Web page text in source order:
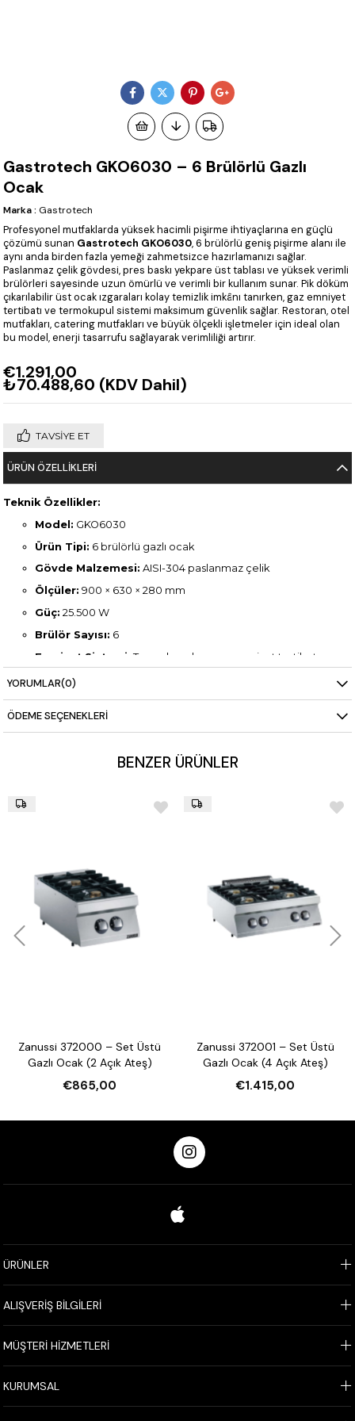
Gastrotech GKO6030 – 6 Brülörlü Gazlı
Ocak
Marka : Gastrotech
Profesyonel mutfaklarda yüksek hacimli pişirme ihtiyaçlarına en güçlü
çözümü sunan Gastrotech GKO6030, 6 brülörlü geniş pişirme alanı ile
aynı anda birden fazla yemeği zahmetsizce hazırlamanızı sağlar.
Paslanmaz çelik gövdesi, pres baskı yekpare üst tablası ve yüksek verimli
brülörleri sayesinde uzun ömürlü ve verimli bir kullanım sunar. Pik döküm
çıkarılabilir üst ocak ızgaraları kolay temizlik imkânı tanırken, gaz emniyet
tertibatı ve termokupul sistemi maksimum güvenlik sağlar. Restoran, otel
mutfakları, catering mutfakları ve büyük ölçekli işletmeler için ideal olan
bu model, enerji tasarrufu sağlayarak verimliliği artırır.
€1.291,00
₺70.488,60 (KDV Dahil)
TAVSIYE ET
ÜRÜN ÖZELLIKLERI
Teknik Özellikler:
Model: GKO6030
Ürün Tipi: 6 brülörlü gazlı ocak
Gövde Malzemesi: AISI-304 paslanmaz çelik
Ölçüler: 900 × 630 × 280 mm
Güç: 25.500 W
Brülör Sayısı: 6
Emniyet Sistemi: Termokupul ve gaz emniyet tertibatı
Kullanım:
Izgara:Pik döküm çıkarılabilir üst ocak ızgarası
Bakım:Kolay temizlenebilir yuvarlak köşeli yüzey
YORUMLAR(0)
ÖDEME SEÇENEKLERI
BENZER ÜRÜNLER
Zanussi 372000 – Set Üstü
Gazlı Ocak (2 Açık Ateş)
€865,00
Zanussi 372001 – Set Üstü
Gazlı Ocak (4 Açık Ateş)
€1.415,00
ÜRÜNLER
ALIŞVERİŞ BİLGİLERİ
MÜŞTERİ HİZMETLERİ
KURUMSAL